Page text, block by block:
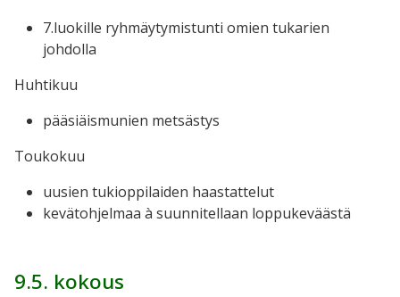
7.luokille ryhmäytymistunti omien tukarien
johdolla
Huhtikuu
pääsiäismunien metsästys
Toukokuu
uusien tukioppilaiden haastattelut
kevätohjelmaa à suunnitellaan loppukeväästä
9.5. kokous